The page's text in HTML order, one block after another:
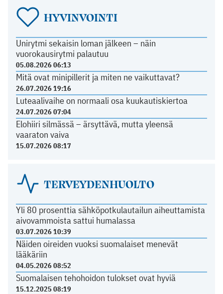
HYVINVOINTI
Unirytmi sekaisin loman jälkeen – näin
vuorokausirytmi palautuu
05.08.2026 06:13
Mitä ovat minipillerit ja miten ne vaikuttavat?
26.07.2026 19:16
Luteaalivaihe on normaali osa kuukautiskiertoa
24.07.2026 07:04
Elohiiri silmässä – ärsyttävä, mutta yleensä
vaaraton vaiva
15.07.2026 08:17
TERVEYDENHUOLTO
Yli 80 prosenttia sähköpotkulautailun aiheuttamista
aivovammoista sattui humalassa
03.07.2026 10:39
Näiden oireiden vuoksi suomalaiset menevät
lääkäriin
04.05.2026 08:52
Suomalaisen tehohoidon tulokset ovat hyviä
15.12.2025 08:19